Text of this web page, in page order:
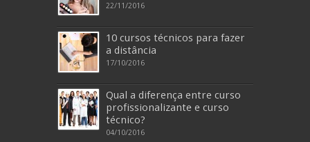
22/11/2016
10 cursos técnicos para fazer
a distância
17/10/2016
Qual a diferença entre curso
profissionalizante e curso
técnico?
04/10/2016